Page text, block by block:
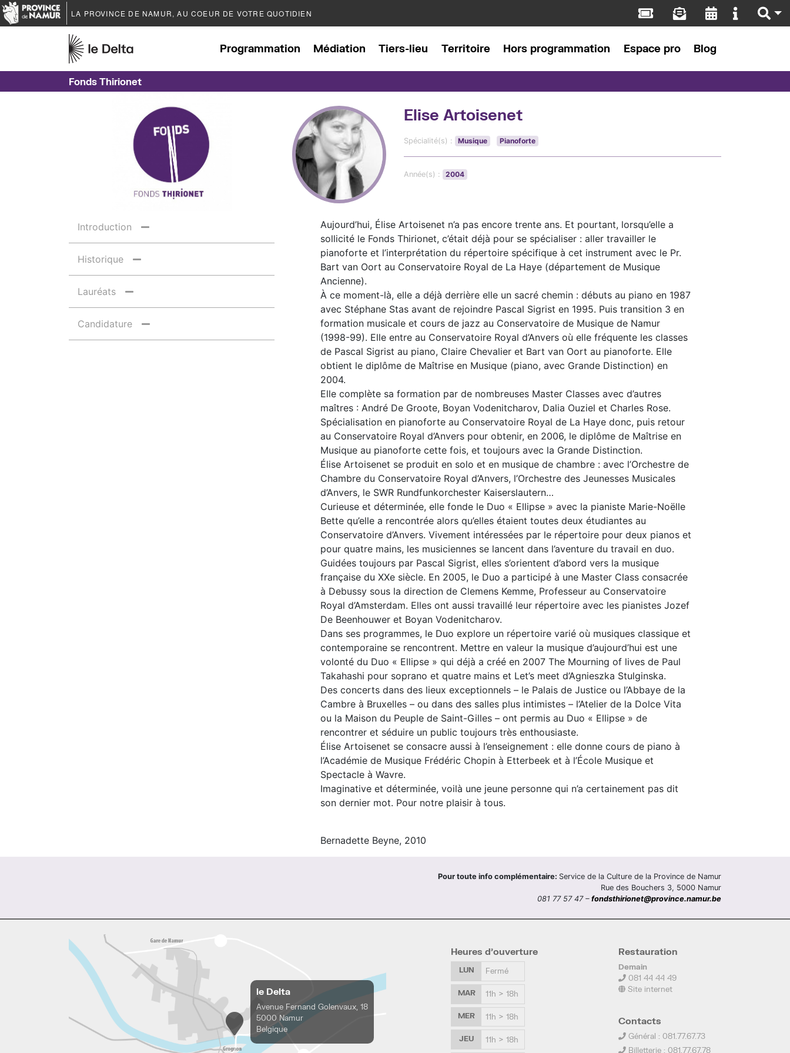
LA PROVINCE DE NAMUR, AU COEUR DE VOTRE QUOTIDIEN
Programmation Médiation Tiers-lieu Territoire Hors programmation Espace pro Blog
Fonds Thirionet
Introduction
Historique
Lauréats
Candidature
Elise Artoisenet
Spécialité(s) : Musique Pianoforte
Année(s) : 2004
Aujourd’hui, Élise Artoisenet n’a pas encore trente ans. Et pourtant, lorsqu’elle a
sollicité le Fonds Thirionet, c’était déjà pour se spécialiser : aller travailler le
pianoforte et l’interprétation du répertoire spécifique à cet instrument avec le Pr.
Bart van Oort au Conservatoire Royal de La Haye (département de Musique
Ancienne).
À ce moment-là, elle a déjà derrière elle un sacré chemin : débuts au piano en 1987
avec Stéphane Stas avant de rejoindre Pascal Sigrist en 1995. Puis transition 3 en
formation musicale et cours de jazz au Conservatoire de Musique de Namur
(1998-99). Elle entre au Conservatoire Royal d’Anvers où elle fréquente les classes
de Pascal Sigrist au piano, Claire Chevalier et Bart van Oort au pianoforte. Elle
obtient le diplôme de Maîtrise en Musique (piano, avec Grande Distinction) en
2004.
Elle complète sa formation par de nombreuses Master Classes avec d’autres
maîtres : André De Groote, Boyan Vodenitcharov, Dalia Ouziel et Charles Rose.
Spécialisation en pianoforte au Conservatoire Royal de La Haye donc, puis retour
au Conservatoire Royal d’Anvers pour obtenir, en 2006, le diplôme de Maîtrise en
Musique au pianoforte cette fois, et toujours avec la Grande Distinction.
Élise Artoisenet se produit en solo et en musique de chambre : avec l’Orchestre de
Chambre du Conservatoire Royal d’Anvers, l’Orchestre des Jeunesses Musicales
d’Anvers, le SWR Rundfunkorchester Kaiserslautern…
Curieuse et déterminée, elle fonde le Duo « Ellipse » avec la pianiste Marie-Noëlle
Bette qu’elle a rencontrée alors qu’elles étaient toutes deux étudiantes au
Conservatoire d’Anvers. Vivement intéressées par le répertoire pour deux pianos et
pour quatre mains, les musiciennes se lancent dans l’aventure du travail en duo.
Guidées toujours par Pascal Sigrist, elles s’orientent d’abord vers la musique
française du XXe siècle. En 2005, le Duo a participé à une Master Class consacrée
à Debussy sous la direction de Clemens Kemme, Professeur au Conservatoire
Royal d’Amsterdam. Elles ont aussi travaillé leur répertoire avec les pianistes Jozef
De Beenhouwer et Boyan Vodenitcharov.
Dans ses programmes, le Duo explore un répertoire varié où musiques classique et
contemporaine se rencontrent. Mettre en valeur la musique d’aujourd’hui est une
volonté du Duo « Ellipse » qui déjà a créé en 2007 The Mourning of lives de Paul
Takahashi pour soprano et quatre mains et Let’s meet d’Agnieszka Stulginska.
Des concerts dans des lieux exceptionnels – le Palais de Justice ou l’Abbaye de la
Cambre à Bruxelles – ou dans des salles plus intimistes – l’Atelier de la Dolce Vita
ou la Maison du Peuple de Saint-Gilles – ont permis au Duo « Ellipse » de
rencontrer et séduire un public toujours très enthousiaste.
Élise Artoisenet se consacre aussi à l’enseignement : elle donne cours de piano à
l’Académie de Musique Frédéric Chopin à Etterbeek et à l’École Musique et
Spectacle à Wavre.
Imaginative et déterminée, voilà une jeune personne qui n’a certainement pas dit
son dernier mot. Pour notre plaisir à tous.
Bernadette Beyne, 2010
Pour toute info complémentaire: Service de la Culture de la Province de Namur
Rue des Bouchers 3, 5000 Namur
081 77 57 47 – fondsthirionet@province.namur.be
le Delta
Avenue Fernand Golenvaux, 18
5000 Namur
Belgique
Heures d’ouverture
LUN Fermé
MAR 11h > 18h
MER 11h > 18h
JEU 11h > 18h
Restauration
Demain
081 44 44 49
Site internet
Contacts
Général : 081.77.67.73
Billetterie : 081.77.67.78